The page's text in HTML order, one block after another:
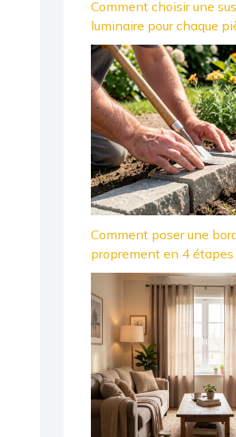
Comment choisir une
luminaire pour chaque
Comment poser une
proprement en 4